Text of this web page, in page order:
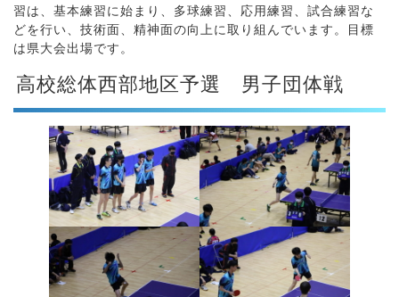
習は、基本練習に始まり、多球練習、応用練習、試合練習な
どを行い、技術面、精神面の向上に取り組んでいます。目標
は県大会出場です。
高校総体西部地区予選 男子団体戦